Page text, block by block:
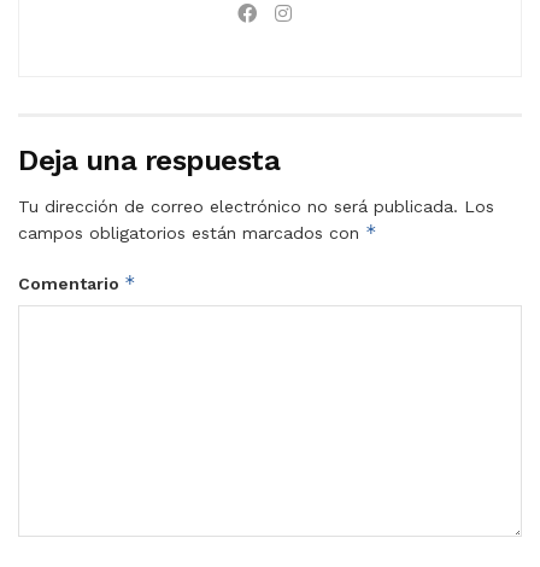
Deja una respuesta
Tu dirección de correo electrónico no será publicada. Los
campos obligatorios están marcados con *
Comentario *